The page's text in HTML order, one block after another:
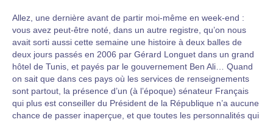
Allez, une dernière avant de partir moi-même en week-end :
vous avez peut-être noté, dans un autre registre, qu’on nous
avait sorti aussi cette semaine une histoire à deux balles de
deux jours passés en 2006 par Gérard Longuet dans un grand
hôtel de Tunis, et payés par le gouvernement Ben Ali… Quand
on sait que dans ces pays où les services de renseignements
sont partout, la présence d’un (à l’époque) sénateur Français
qui plus est conseiller du Président de la République n’a aucune
chance de passer inaperçue, et que toutes les personnalités qui